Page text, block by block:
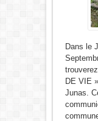
Dans le
DE VIE
Junas.